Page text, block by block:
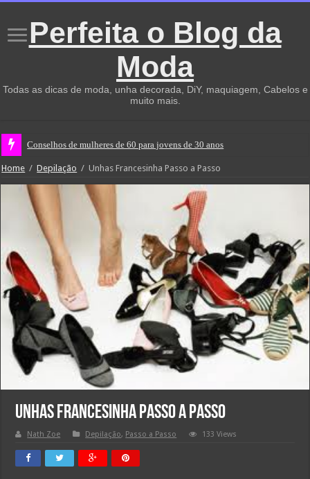
Perfeita o Blog da
Moda
Todas as dicas de moda, unha decorada, DiY, maquiagem, Cabelos e
muito mais.
Conselhos de mulheres de 60 para jovens de 30 anos
Home / Depilação / Unhas Francesinha Passo a Passo
Unhas Francesinha Passo a Passo
Nath Zoe Depilação, Passo a Passo 133 Views